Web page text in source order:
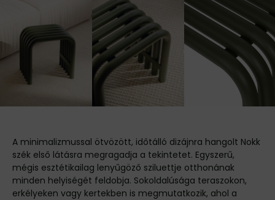
A minimalizmussal ötvözött, időtálló dizájnra hangolt Nokk
szék első látásra megragadja a tekintetet. Egyszerű,
mégis esztétikailag lenyűgöző sziluettje otthonának
minden helyiségét feldobja. Sokoldalúsága teraszokon,
erkélyeken vagy kertekben is megmutatkozik, ahol a